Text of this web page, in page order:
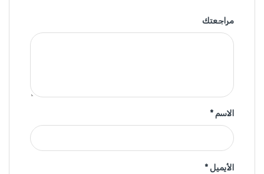
مراجعتك
الاسم*
الأيميل*